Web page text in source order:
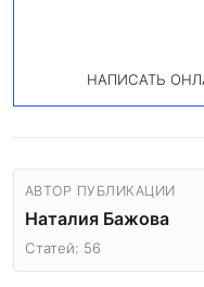
НАПИСАТЬ
АВТОР ПУБЛИКАЦИИ
Наталия Бажова
Статей: 56